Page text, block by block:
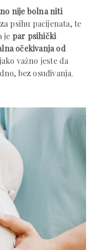
nije bolna niti
psihu pacijenata, te
je par psihički
očekivanja od
važno jeste da
bez osuđivanja.